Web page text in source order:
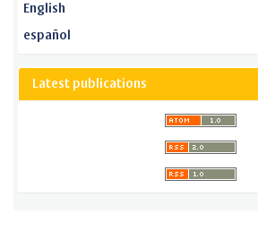
English
español
Latest publications